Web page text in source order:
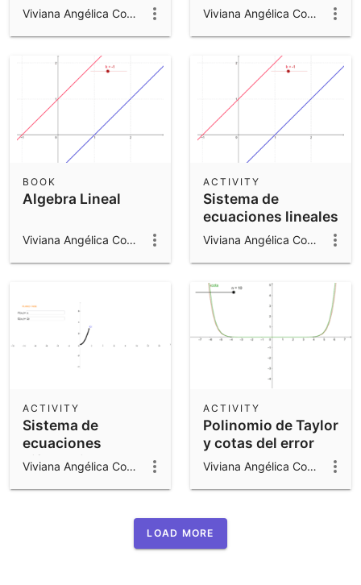
Viviana Angélica Costa Viviana Angélica Costa
Algebra Lineal
BOOK
Viviana Angélica Costa
Sistema de
ecuaciones lineales
ACTIVITY
Viviana Angélica Costa
Sistema de
ecuaciones
diferenciales de
segundo orden
ACTIVITY
Viviana Angélica Costa
Polinomio de Taylor
y cotas del error
ACTIVITY
Viviana Angélica Costa
LOAD MORE